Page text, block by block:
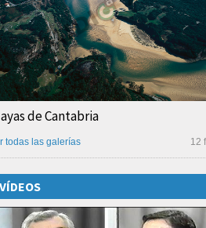
de Cantabria
12
todas las galerías
VÍDEOS